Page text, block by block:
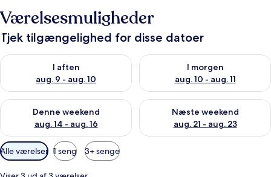
Værelsesmuligheder
Tjek tilgængelighed for disse datoer
I aften
aug. 9 - aug. 10
Tjek tilgængelighed for i aften aug. 9 - aug. 10
I morgen
aug. 10 - aug. 11
Tjek tilgængelighed for i
Denne weekend
aug. 14 - aug. 16
Tjek tilgængelighed for denne weekend aug. 14 - aug. 16
Næste weekend
aug. 21 - aug. 23
Tjek tilgængelighed for næste
Tilgængelige
filtre
for
Alle værelser 1 seng 3+ senge